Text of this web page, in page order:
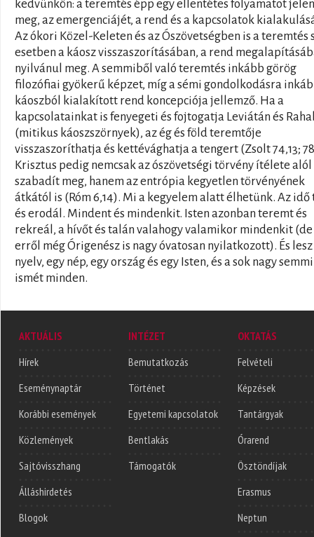
kedvünkön: a teremtés épp egy ellentétes folyamatot
meg, az emergenciájét, a rend és a kapcsolatok
Az ókori Közel-Keleten és az Ószövetségben is a teremtés
esetben a káosz visszaszorításában, a rend
nyilvánul meg. A semmiből való teremtés inkább görög
filozófiai gyökerű képzet, míg a sémi gondolkodásra
káoszból kialakított rend koncepciója jellemző. Ha a
kapcsolatainkat is fenyegeti és fojtogatja Leviátán és
(mitikus káoszszörnyek), az ég és föld teremtője
visszaszoríthatja és kettévághatja a tengert (Zsolt 74,13;
Krisztus pedig nemcsak az ószövetségi törvény ítélete alól
szabadít meg, hanem az entrópia kegyetlen törvényének
átkától is (Róm 6,14). Mi a kegyelem alatt élhetünk. Az
és erodál. Mindent és mindenkit. Isten azonban teremt és
rekreál, a hívőt és talán valahogy valamikor mindenkit (de
erről még Órigenész is nagy óvatosan nyilatkozott). És
nyelv, egy nép, egy ország és egy Isten, és a sok nagy
ismét minden.
AKTUÁLIS
Hírek
Eseménynaptár
Korábbi események
Közlemények
Sajtóvisszhang
Álláshirdetés
Blogok
INTÉZET
Bemutatkozás
Történet
Egyetemi kapcsolatok
Bentlakás
Támogatók
OKTATÁS
Felvételi
Képzések
Tantárgyak
Órarend
Ösztöndíjak
Erasmus
Neptun